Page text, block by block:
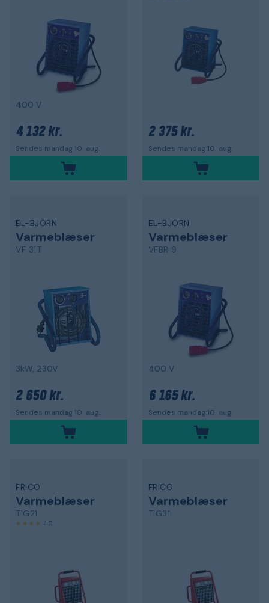
400 V
4 132 kr.
Sendes mandag 10. aug.
2 375 kr.
Sendes mandag 10. aug.
EL-BJÖRN
Varmeblæser
VF 31T
3kW, 230V
2 650 kr.
Sendes mandag 10. aug.
EL-BJÖRN
Varmeblæser
VFBR 9
400 V
6 165 kr.
Sendes mandag 10. aug.
FRICO
Varmeblæser
TIG21
4,0
FRICO
Varmeblæser
TIG31